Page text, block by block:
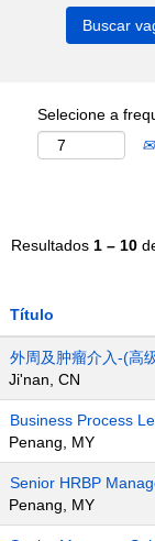
Selecione a
Resultados 1 – 10
Título
外周及肿瘤介入-(高
Ji'nan, CN
Business Process
Penang, MY
Senior HRBP
Penang, MY